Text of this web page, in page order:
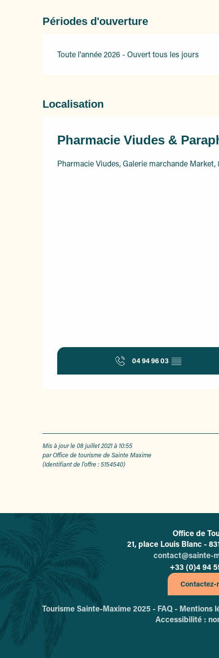
Périodes d'ouverture
Toute l'année 2026 - Ouvert tous les jours
Localisation
Pharmacie Viudes &
Pharmacie Viudes, Galerie marchande Market,
04 94 96 03 ▒▒
Mis à jour le 08 juillet 2021 à 10:55
par Office de tourisme de Sainte Maxime
(Identifiant de l'offre :5154540)
Office de
21, place Louis Blanc -
contact@sainte-
+33 (0)4 94
Contactez-
Tourisme Sainte-Maxime 2025 - FAQ - Mentions
Accessibilité :